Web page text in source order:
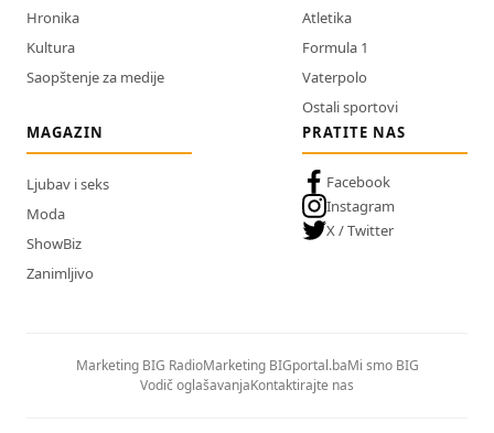
Hronika
Kultura
Saopštenje za medije
Atletika
Formula 1
Vaterpolo
Ostali sportovi
MAGAZIN
Ljubav i seks
Moda
ShowBiz
Zanimljivo
PRATITE NAS
Facebook
Instagram
X / Twitter
Marketing BIG RadioMarketing BIGportal.baMi smo BIG
Vodič oglašavanjaKontaktirajte nas